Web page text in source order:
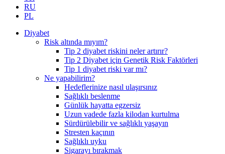
RU
PL
Diyabet
Risk altında mıyım?
Tip 2 diyabet riskini neler artırır?
Tip 2 Diyabet için Genetik Risk Faktörleri
Tip 1 diyabet riski var mı?
Ne yapabilirim?
Hedeflerinize nasıl ulaşırsınız
Sağlıklı beslenme
Günlük hayatta egzersiz
Uzun vadede fazla kilodan kurtulma
Sürdürülebilir ve sağlıklı yaşayın
Stresten kaçının
Sağlıklı uyku
Sigarayı bırakmak